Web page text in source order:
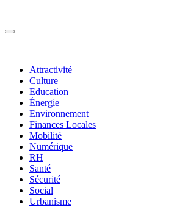
Attractivité
Culture
Education
Énergie
Environnement
Finances Locales
Mobilité
Numérique
RH
Santé
Sécurité
Social
Urbanisme